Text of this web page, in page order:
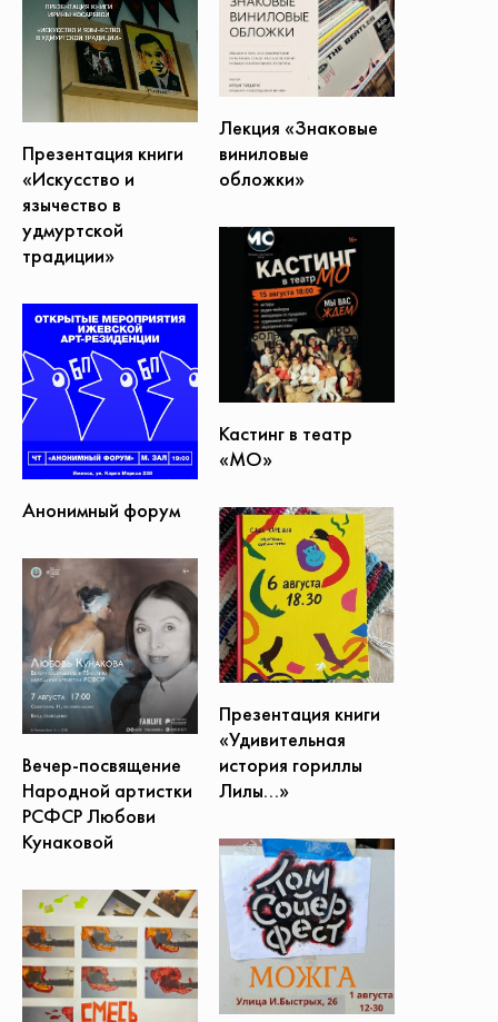
Презентация книги
«Искусство и
язычество в
удмуртской
традиции»
Лекция «Знаковые
виниловые
обложки»
Кастинг в театр
«МО»
Анонимный форум
Презентация книги
«Удивительная
история гориллы
Лилы...»
Вечер-посвящение
Народной артистки
РСФСР Любови
Кунаковой